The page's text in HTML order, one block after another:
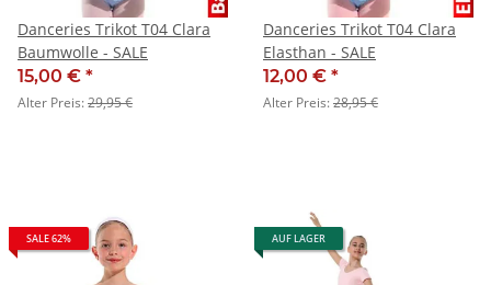
Danceries Trikot T04 Clara
Baumwolle - SALE
15,00 € *
Alter Preis:29,95 €
Danceries Trikot T04 Clara
Elasthan - SALE
12,00 € *
Alter Preis:28,95 €
SALE 62% AUF LAGER